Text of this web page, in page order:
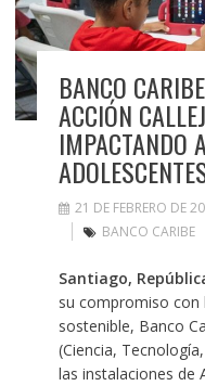
BANCO
ACCIÓN
IMPACTANDO
21 DE FEBRERO DE
BANCO CARIBE
Santiago,
su compromiso con
sostenible, Banco
(Ciencia,
las instalaciones de